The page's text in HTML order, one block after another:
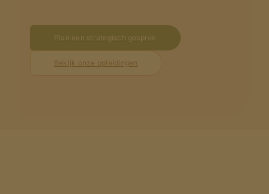
Plan een strategisch gesprek
Bekijk onze opleidingen